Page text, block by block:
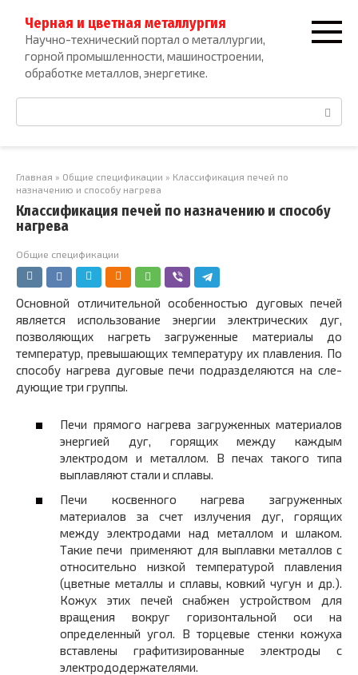
контенту
Черная и цветная металлургия
Научно-технический портал о металлургии,
горной промышленности, машиностроении,
обработке металлов, энергетике.
Поиск:
Главная » Общие спецификации » Классификация печей по
назначению и способу нагрева
Классификация печей по назначению и способу
нагрева
Общие спецификации
Основной отличительной особенностью дуговых печей
является использование энергии электрических дуг,
позволяющих нагреть за­груженные материалы до
температур, превышающих температуру их плавления. По
способу нагрева дуговые печи подразделяются на сле­
дующие три группы.
Печи прямого нагрева загруженных материалов
энергией дуг, го­рящих между каждым
электродом и металлом. В печах такого типа
выплавляют стали и сплавы.
Печи косвенного нагрева загруженных
материалов за счет излуче­ния дуг, горящих
между электродами над металлом и шлаком.
Такие печи применяют для выплавки металлов с
относительно низкой температурой плавления
(цветные металлы и сплавы, ковкий чугун и др.).
Кожух этих печей снабжен устройством для
вращения вокруг горизонтальной оси на
определенный угол. В торцевые стен­ки кожуха
вставлены графитизированные электроды с
электрододержателями.